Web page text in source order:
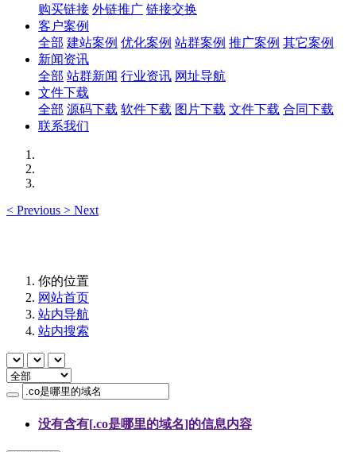
购买链接 外链推广 链接交换
客户案例
全部 建站案例 优化案例 站群案例 推广案例 其它案例
新闻资讯
全部 站群新闻 行业资讯 网址导航
文件下载
全部 源码下载 软件下载 图片下载 文件下载 合同下载
联系我们
< Previous > Next
你的位置
网站首页
站内导航
站内搜索
没有含有[.co是哪里的域名]的信息内容